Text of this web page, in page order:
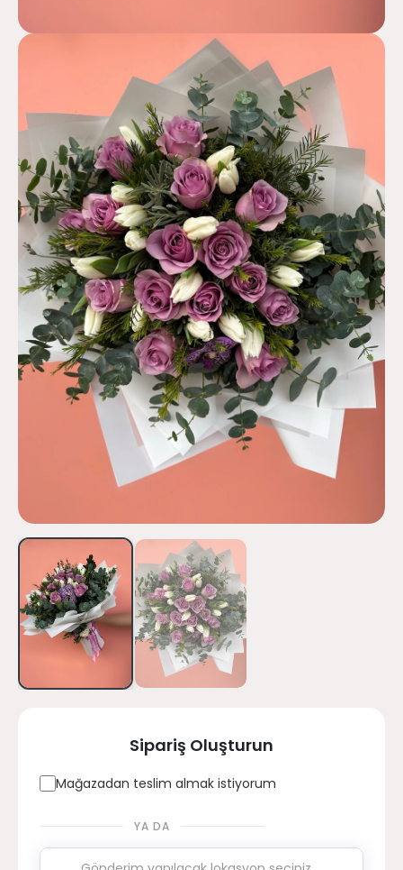
Sipariş Oluşturun
Mağazadan teslim almak istiyorum
YA DA